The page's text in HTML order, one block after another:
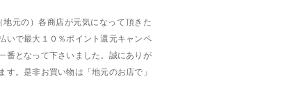
元の）各商店が元気になって頂きた
いで最大１０％ポイント還元キャンペ
番となって下さいました。誠にありが
。是非お買い物は「地元のお店で」